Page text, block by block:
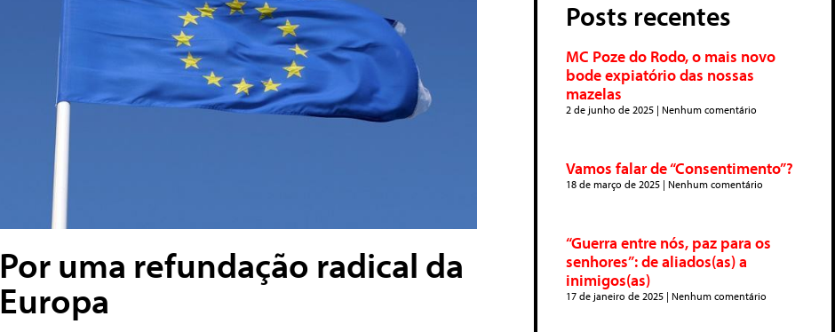
Por uma refundação radical da
Europa
Posts recentes
MC Poze do Rodo, o mais novo
bode expiatório das nossas
mazelas
2 de junho de 2025 Nenhum comentário
Vamos falar de “Consentimento”?
18 de março de 2025 Nenhum comentário
“Guerra entre nós, paz para os
senhores”: de aliados(as) a
inimigos(as)
17 de janeiro de 2025 Nenhum comentário